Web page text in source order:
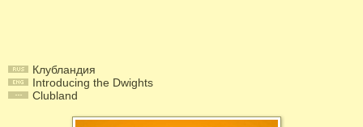
Клубландия
Introducing the Dwights
Clubland